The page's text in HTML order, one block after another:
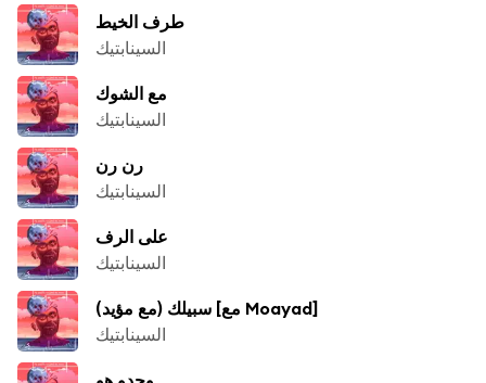
طرف الخيط
السينابتيك
مع الشوك
السينابتيك
رن رن
السينابتيك
على الرف
السينابتيك
سبيلك (مع مؤيد) [مع Moayad]
السينابتيك